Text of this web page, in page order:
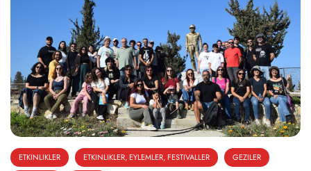
ETKINLIKLER ETKINLIKLER, EYLEMLER, FESTIVALLER
GEZILER